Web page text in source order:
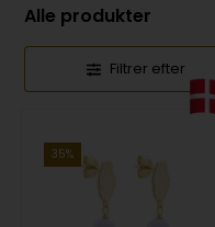
Alle produkter
Filtrer efter
35%